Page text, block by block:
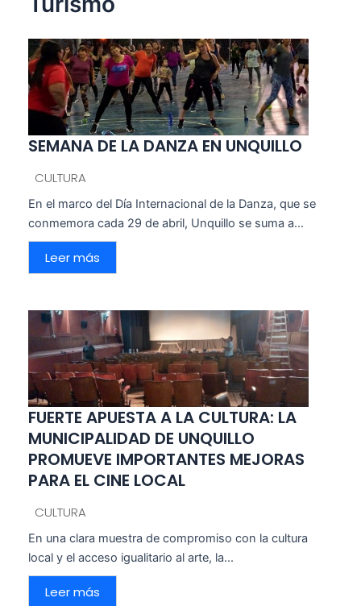
SEMANA DE LA DANZA EN UNQUILLO
CULTURA
En el marco del Día Internacional de la Danza, que se
conmemora cada 29 de abril, Unquillo se suma a...
Leer más
FUERTE APUESTA A LA CULTURA: LA
MUNICIPALIDAD DE UNQUILLO
PROMUEVE IMPORTANTES MEJORAS
PARA EL CINE LOCAL
CULTURA
En una clara muestra de compromiso con la cultura
local y el acceso igualitario al arte, la...
Leer más